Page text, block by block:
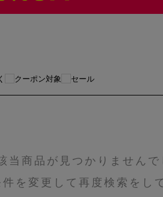
クーポン対象 セール
当商品が見つかりませんで
を変更して再度検索をし